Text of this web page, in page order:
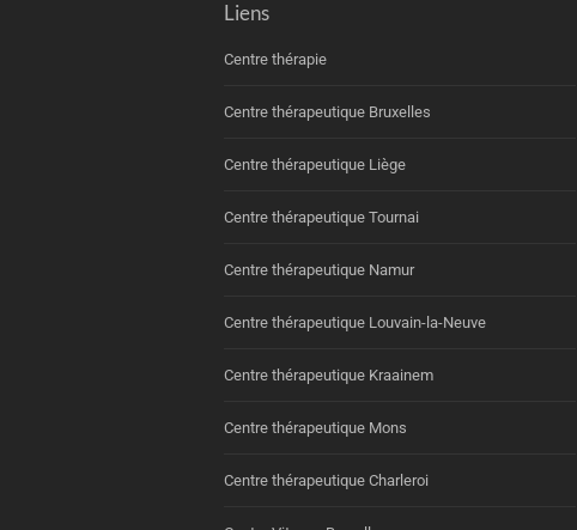
Liens
Centre thérapie
Centre thérapeutique Bruxelles
Centre thérapeutique Liège
Centre thérapeutique Tournai
Centre thérapeutique Namur
Centre thérapeutique Louvain-la-Neuve
Centre thérapeutique Kraainem
Centre thérapeutique Mons
Centre thérapeutique Charleroi